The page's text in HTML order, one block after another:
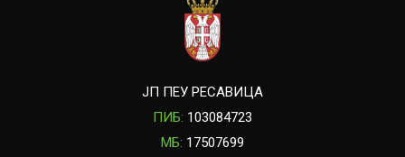
ЈП ПЕУ РЕСАВИЦА
ПИБ: 103084723
МБ: 17507699